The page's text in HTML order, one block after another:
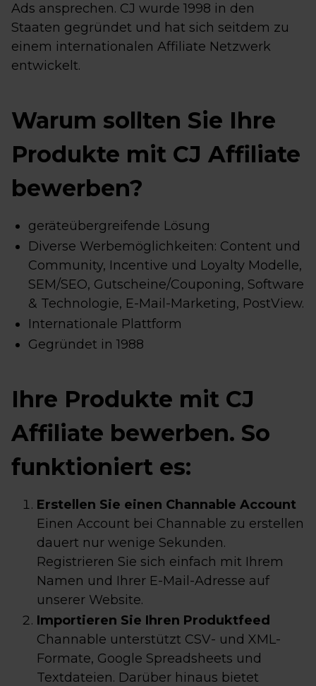
Ads ansprechen. CJ wurde 1998 in den
Staaten gegründet und hat sich seitdem zu
einem internationalen Affiliate Netzwerk
entwickelt.
Warum sollten Sie Ihre
Produkte mit CJ Affiliate
bewerben?
geräteübergreifende Lösung
Diverse Werbemöglichkeiten: Content und
Community, Incentive und Loyalty Modelle,
SEM/SEO, Gutscheine/Couponing, Software
& Technologie, E-Mail-Marketing, PostView.
Internationale Plattform
Gegründet in 1988
Ihre Produkte mit CJ
Affiliate bewerben. So
funktioniert es:
Erstellen Sie einen Channable Account
Einen Account bei Channable zu erstellen
dauert nur wenige Sekunden.
Registrieren Sie sich einfach mit Ihrem
Namen und Ihrer E-Mail-Adresse auf
unserer Website.
Importieren Sie Ihren Produktfeed
Channable unterstützt CSV- und XML-
Formate, Google Spreadsheets und
Textdateien. Darüber hinaus bietet